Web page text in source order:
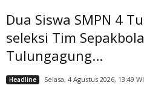
Dua Siswa SMPN 4
seleksi Tim
Tulungagung...
Headline Selasa, 4 Agustus 2026, 13:49